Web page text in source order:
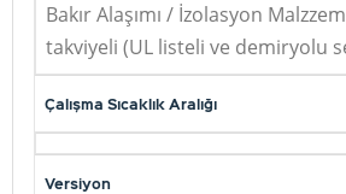
Bakır Alaşımı / İzolasyon
takviyeli (UL listeli ve demiryolu
Çalışma Sıcaklık Aralığı
Versiyon